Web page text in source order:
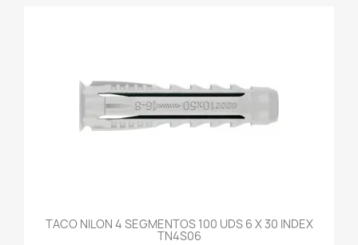
TACO NILON 4 SEGMENTOS 100 UDS 6 X 30 INDEX
TN4S06